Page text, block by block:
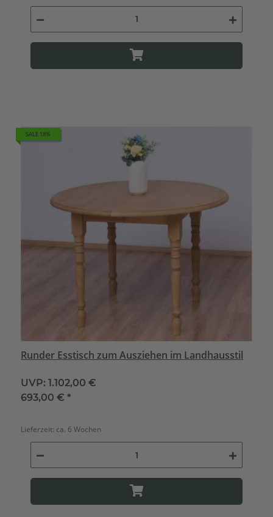
SALE 18%
Runder Esstisch zum Ausziehen im Landhausstil
UVP: 1.102,00 €
693,00 €*
Lieferzeit: ca. 6 Wochen